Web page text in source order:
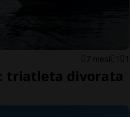
7 mesi 1 1
triatleta divorata